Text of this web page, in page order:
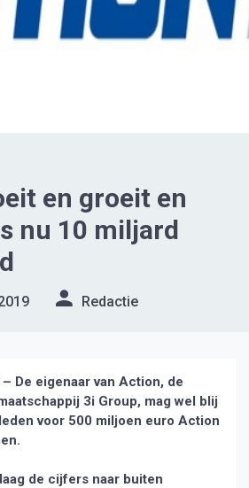
en groeit en
nu 10 miljard
Redactie
– De eigenaar van Action, de
3i Group, mag wel blij
voor 500 miljoen euro Action
de cijfers naar buiten